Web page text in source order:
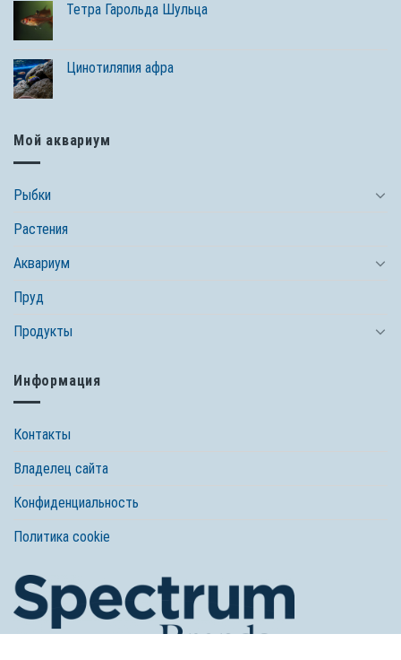
Тетра Гарольда Шульца
Цинотиляпия афра
Мой аквариум
Рыбки
Растения
Аквариум
Пруд
Продукты
Информация
Контакты
Владелец сайта
Конфиденциальность
Политика cookie